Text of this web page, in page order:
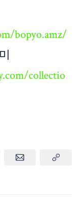
bopyo.amz/
collectio